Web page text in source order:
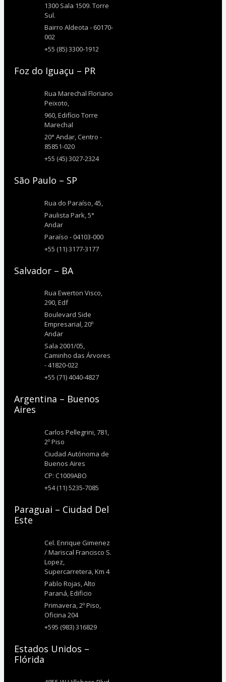
1300 Sala 1509. Torre
Sul.
Bairro Aldeota - 60170-
002
+55 (85) 3300-1912
Foz do Iguaçu – PR
Rua Marechal Floriano
Peixoto,
960, Edifício Torre
Marechal
20° Andar, Centro -
85851-020
+55 (45) 3027-2324
São Paulo – SP
Rua do Paraíso, 45,
Paulista Park, 5°
Andar
Paraíso - 04103-000
+55 (11) 3177-3177
Salvador – BA
Rua Ewerton Visco,
290, Edf
Boulevard Side
Empresarial, 20º
Andar
Sala 2001/05,
Caminho das Árvores
- 41820-022
+55 (71) 4040-4827
Argentina – Buenos
Aires
Carlos Pellegrini, 781,
2º Piso
Ciudad Autónoma de
Buenos Aires
CP: C1009ABO
+54 (11) 5235-7085
Paraguai – Ciudad Del
Este
Cel. Enrique Gimenez
/ Mariscal Francisco S.
Lopez,
Supercarretera, Km 4
Pablo Rojas, Alto
Paraná, Edificio
Primavera, 2º Piso,
Oficina 204
+595 (983) 316829
Estados Unidos –
Flórida